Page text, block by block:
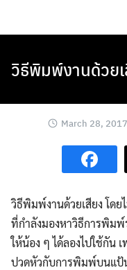
วิธีพิมพ์งานด้วย
March 28, 2017
วิธีพิมพ์งานด้วยเสียง โด
ที่กำลังมองหาวิธีการพิมพ์
ให้น้อง ๆ ได้ลองไปใช้กัน
ปวดหัวกับการพิมพ์บนแป้